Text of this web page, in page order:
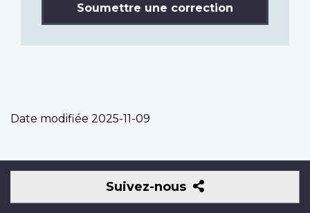
Soumettre une correction
Date modifiée 2025-11-09
Suivez-nous
Suivez-
nous